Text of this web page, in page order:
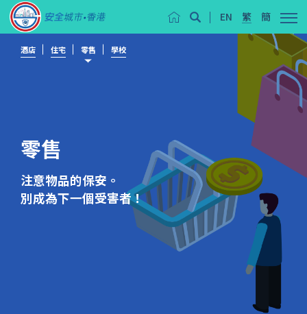
EN 繁 簡
酒店 住宅 零售 學校
零售
注意物品的保安。
別成為下一個受害者！